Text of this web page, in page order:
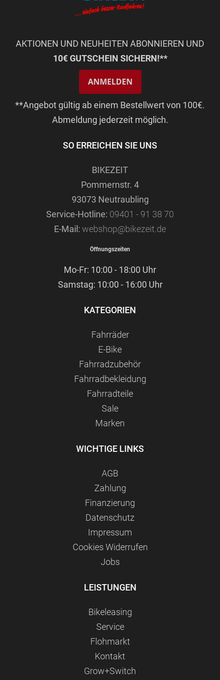
AKTIONEN UND NEUHEITEN ABONNIEREN UND
10€ GUTSCHEIN SICHERN!**
ANMELDEN
**Angebot gültig ab einem Bestellwert von 100€.
Abmeldung jederzeit möglich.
SO ERREICHEN SIE UNS
BIKEZEIT
Pommernstr. 4
93073 Neutraubling
Service-Hotline: 09401 - 91 38 70
E-Mail: webshop@bikezeit.de
Öffnungszeiten
Mo-Fr: 10:00 - 18:00 Uhr
Samstag: 10:00 - 16:00 Uhr
KATEGORIEN
Fahrräder
E-Bike
Fahrradzubehör
Fahrradbekleidung
Fahrradteile
Sale
Marken
WICHTIGE LINKS
AGB
Zahlung
Finanzierung
Datenschutz
Impressum
Сookies Widerrufen
Jobs
LEISTUNGEN
Bikeleasing
Service
Flohmarkt
Kontakt
Grow+Switch